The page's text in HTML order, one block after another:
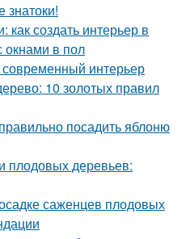
знатоки!
создать интерьер в
окнами в пол
современный интерьер
10 золотых правил
посадить яблоню
плодовых деревьев:
саженцев плодовых